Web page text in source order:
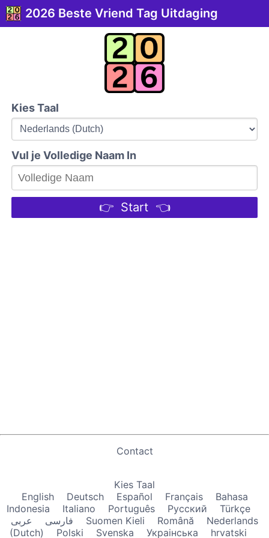
2026 Beste Vriend Tag Uitdaging
Kies Taal
Vul je Volledige Naam In
👉 Start 👈
Contact
Kies Taal
English
Deutsch Español Français
Bahasa
Indonesia
Italiano Português Русский
Türkçe
فارسی
عربى Suomen Kieli Română
Nederlands
(Dutch)
Polski Svenska Украiнська hrvatski